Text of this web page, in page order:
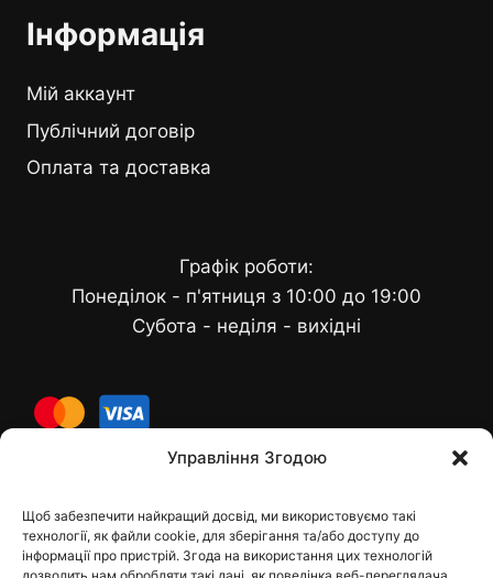
Управління Згодою
Щоб забезпечити найкращий досвід, ми використовуємо такі
технології, як файли cookie, для зберігання та/або доступу до
інформації про пристрій. Згода на використання цих технологій
Інформація
Мій аккаунт
Публічний договір
Оплата та доставка
Графік роботи:
Понеділок - п'ятниця з 10:00 до 19:00
Субота - неділя - вихідні
Контакти